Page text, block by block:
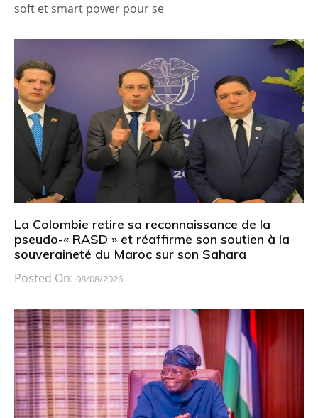
soft et smart power pour se
La Colombie retire sa reconnaissance de la
pseudo-« RASD » et réaffirme son soutien à la
souveraineté du Maroc sur son Sahara
Posted On: 08/08/2026